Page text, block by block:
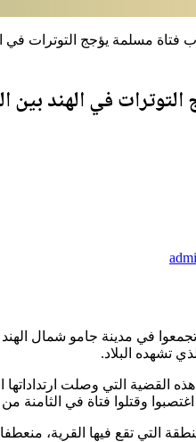
فتاة مسلمة يؤجج التوترات في
في الهند بين
في مدينة جامو شمال
تشهده البلاد.
القضية التي وصلت
وقتلوا فتاة في الثامنة
التي تقع فيها القرية،